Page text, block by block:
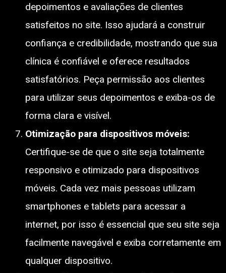
depoimentos e avaliações de clientes
satisfeitos no site. Isso ajudará a construir
confiança e credibilidade, mostrando que sua
clínica é confiável e oferece resultados
satisfatórios. Peça permissão aos clientes
para utilizar seus depoimentos e exiba-os de
forma clara e visível.
Otimização para dispositivos móveis:
Certifique-se de que o site seja totalmente
responsivo e otimizado para dispositivos
móveis. Cada vez mais pessoas utilizam
smartphones e tablets para acessar a
internet, por isso é essencial que seu site seja
facilmente navegável e exiba corretamente em
qualquer dispositivo.